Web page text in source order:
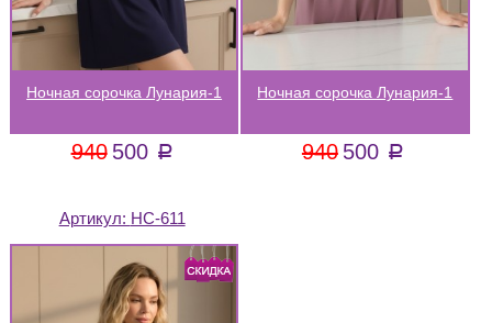
Ночная сорочка Лунария-1
940 500 a
Ночная сорочка Лунария-1
940 500 a
Артикул: НС-611